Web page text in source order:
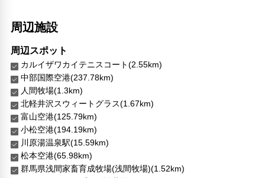
周辺施設
周辺スポット
カルイザワカイテニスコート(2.55km)
中部国際空港(237.78km)
人間牧場(1.3km)
北軽井沢スウィートグラス(1.67km)
富山空港(125.79km)
小松空港(194.19km)
川原湯温泉駅(15.59km)
松本空港(65.98km)
群馬県浅間家畜育成牧場(浅間牧場)(1.52km)